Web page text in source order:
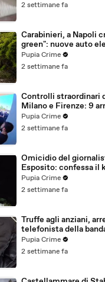
2 settimane fa
Carabinieri, a Napoli
green": nuove auto
sostenibili anche
Pupia Crime
2 settimane fa
Controlli straordinari
Milano e Firenze: 9
e oltre 7mila persone
(25.07.26)
Pupia Crime
2 settimane fa
Omicidio del
Esposito: confessa il
26enne tunisino
Pupia Crime
2 settimane fa
Truffe agli anziani,
telefonista della
Aversa, oltre 300mila
stimato (24.07.26)
Pupia Crime
2 settimane fa